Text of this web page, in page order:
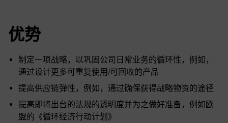
优势
制定一项战略，以巩固公司日常业务的循环性，例如，
通过设计更多可重复使用/可回收的产品
提高供应链弹性，例如，通过确保获得战略物资的途径
提高即将出台的法规的透明度并为之做好准备，例如欧
盟的《循环经济行动计划》